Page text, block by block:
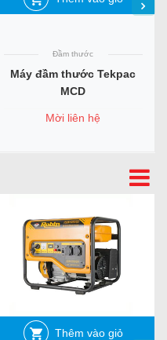
Đầm thước
Máy đầm thước Tekpac
MCD
Mời liên hệ
Thêm vào giỏ